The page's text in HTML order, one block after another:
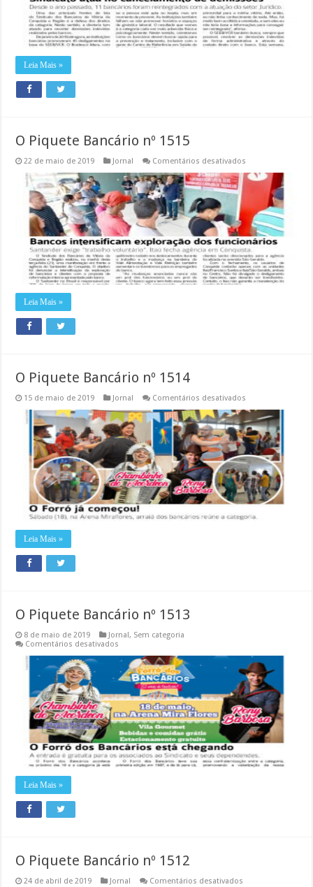
Leia Mais »
O Piquete Bancário nº 1515
22 de maio de 2019 Jornal Comentários desativados
Piquete
Bancário
1515
Leia Mais »
O Piquete Bancário nº 1514
15 de maio de 2019 Jornal Comentários desativados
Piquete
Bancário
nº
1514
Leia Mais »
O Piquete Bancário nº 1513
8 de maio de 2019 Jornal, Sem categoria
Comentários desativados
Piquete
Bancário
nº
1513
Leia Mais »
O Piquete Bancário nº 1512
24 de abril de 2019 Jornal Comentários desativados